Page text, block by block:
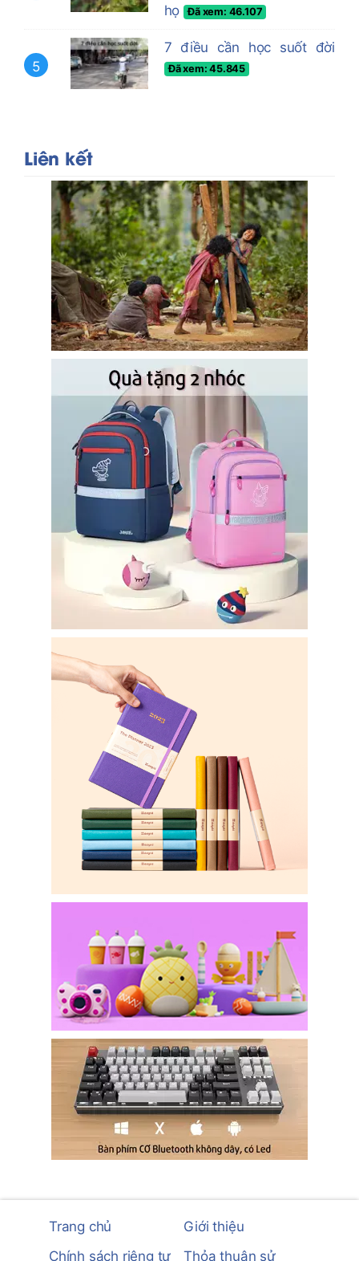
họ
Đã xem: 46.107
5
7 điều cần học suốt đời
Đã xem: 45.845
Liên kết
Trang chủ
Giới thiệu
Chính sách riêng tư
Thỏa thuận sử